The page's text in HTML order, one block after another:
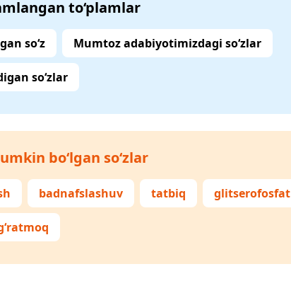
to‘plamlar
so‘z Mumtoz adabiyotimizdagi so‘zlar
so‘zlar
bo‘lgan so‘zlar
badnafslashuv tatbiq glitserofosfat